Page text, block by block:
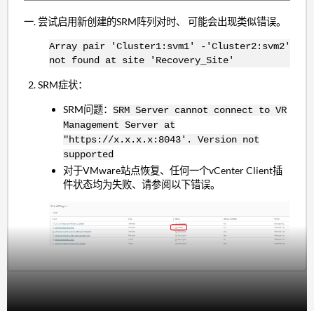
尝试启用新创建的SRM阵列对时、 可能会出现类似错误。
Array pair 'Cluster1:svm1' -'Cluster2:svm2'
not found at site 'Recovery_Site'
2. SRM症状：
SRM问题：SRM Server cannot connect to VR
Management Server at
"https://x.x.x.x:8043'. Version not
supported
对于VMware站点恢复、任何一个vCenter Client插
件状态均为失败、请参阅以下错误。